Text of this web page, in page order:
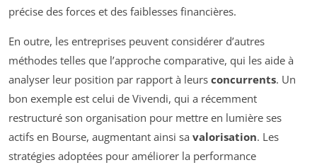
précise des forces et des faiblesses financières.
En outre, les entreprises peuvent considérer d’autres
méthodes telles que l’approche comparative, qui les aide à
analyser leur position par rapport à leurs concurrents. Un
bon exemple est celui de Vivendi, qui a récemment
restructuré son organisation pour mettre en lumière ses
actifs en Bourse, augmentant ainsi sa valorisation. Les
stratégies adoptées pour améliorer la performance